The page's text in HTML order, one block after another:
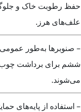
حفظ رطوبت خاک و
علف‌های هرز.
– صنوبرها به‌طور عمومی
ششم برای برداشت چوب
می‌شوند.
– استفاده از پایه‌های